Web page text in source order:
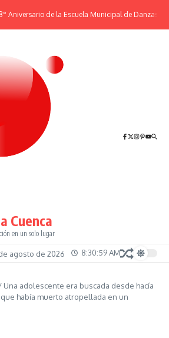
Aniversario de la Escuela Municipal de Danzas “El
Cuenca
en un solo lugar
agosto de 2026 8:30:59 AM
Una adolescente era buscada desde hacía
había muerto atropellada en un